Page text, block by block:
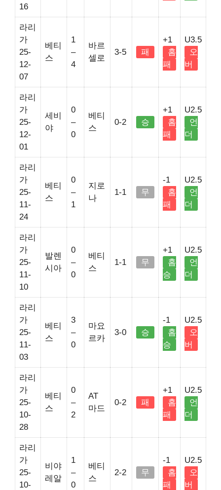
16
라리
가
25-
12-
07
베티
스
1
–
4
바르
셀로
3-5 패
+1
홈
패
U3.5
오
버
라리
가
25-
12-
01
세비
야
0
–
0
베티
스
0-2 승
+1
홈
패
U2.5
언
더
라리
가
25-
11-
24
베티
스
0
–
1
지로
나
1-1 무
-1
홈
패
U2.5
언
더
라리
가
25-
11-
10
발렌
시아
0
–
0
베티
스
1-1 무
+1
홈
승
U2.5
언
더
라리
가
25-
11-
03
베티
스
3
–
0
마요
르카
3-0 승
-1
홈
승
U2.5
오
버
라리
가
25-
10-
28
베티
스
0
–
2
AT
마드
0-2 패
+1
홈
패
U2.5
언
더
라리
가
25-
10-
비야
레알
1
–
0
베티
스
2-2 무
-1
홈
패
U2.5
오
버